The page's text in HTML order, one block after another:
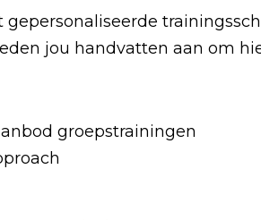
jou handvatten aan om
groepstrainingen